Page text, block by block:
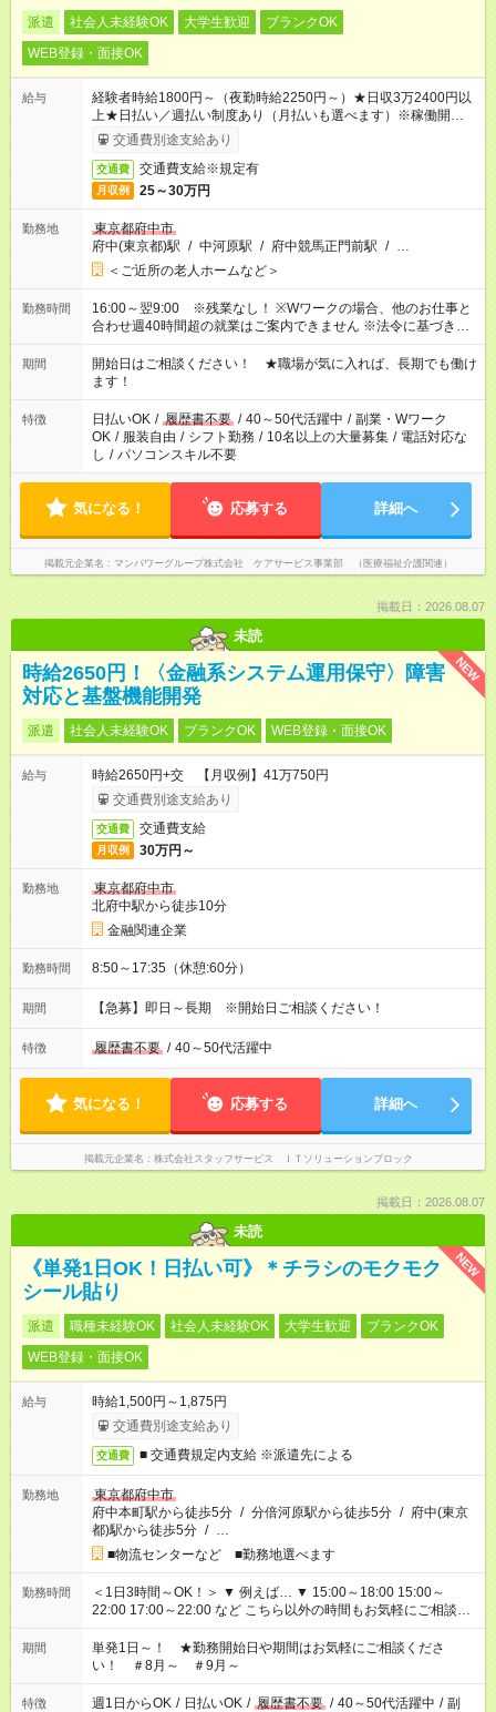
派遣 社会人未経験OK 大学生歓迎
ブランクOK
WEB登録・面接OK
給与
経験者時給1800円～（夜勤時給2250円～）★日収3万2400円以
上★日払い／週払い制度あり（月払いも選べます）※稼働開始時
は手続き完了次第のお支払いとなります。
交通費別途支給あり
交通費 交通費支給※規定有
月収例 25～30万円
勤務地
東京都府中市
府中(東京都)駅 / 中河原駅 / 府中競馬正門前駅 / …
＜ご近所の老人ホームなど＞
勤務時間
16:00～翌9:00 ※残業なし！ ※Wワークの場合、他のお仕事と
合わせ週40時間超の就業はご案内できません ※法令に基づき、
週20時間以上勤務は社会保険への加入対象となります ※労働者
派遣法（日雇い派遣の原則禁止）により、短時間・短期間の就
業はご案内が難しい場合があります
期間
開始日はご相談ください！ ★職場が気に入れば、長期でも働け
ます！
特徴 日払いOK / 履歴書不要 / 40～50代活躍中 / 副業・Wワーク
OK / 服装自由 / シフト勤務 / 10名以上の大量募集 / 電話対応な
し / パソコンスキル不要
気になる！ 応募する 詳細へ
掲載元企業名 マンパワーグループ株式会社 ケアサービス事業部 （医療福祉介護関連）
掲載日：2026.08.07
未読
NEW
時給2650円！〈金融系システム運用保守〉障害
対応と基盤機能開発
派遣 社会人未経験OK ブランクOK WEB登録・面接OK
給与
時給2650円+交 【月収例】41万750円
交通費別途支給あり
交通費 交通費支給
月収例 30万円～
勤務地
東京都府中市
北府中駅から徒歩10分
金融関連企業
勤務時間 8:50～17:35（休憩:60分）
期間 【急募】即日～長期 ※開始日ご相談ください！
特徴 履歴書不要 / 40～50代活躍中
気になる！ 応募する 詳細へ
掲載元企業名 株式会社スタッフサービス ＩＴソリューションブロック
掲載日：2026.08.07
未読
NEW
《単発1日OK！日払い可》＊チラシのモクモク
シール貼り
派遣 職種未経験OK 社会人未経験OK 大学生歓迎
ブランクOK
WEB登録・面接OK
給与
時給1,500円～1,875円
交通費別途支給あり
交通費 ■ 交通費規定内支給 ※派遣先による
勤務地
東京都府中市
府中本町駅から徒歩5分 / 分倍河原駅から徒歩5分 / 府中(東京
都)駅から徒歩5分 / …
■物流センターなど ■勤務地選べます
勤務時間
＜1日3時間～OK！＞ ▼ 例えば… ▼ 15:00～18:00 15:00～
22:00 17:00～22:00 など こちら以外の時間もお気軽にご相談く
ださい！
期間
単発1日～！ ★勤務開始日や期間はお気軽にご相談くださ
い！ ＃8月～ ＃9月～
特徴 週1日からOK / 日払いOK / 履歴書不要 / 40～50代活躍中 / 副